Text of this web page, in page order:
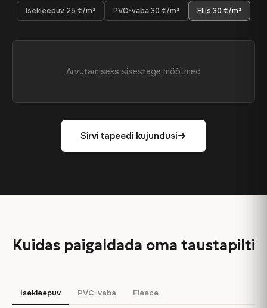
Isekleepuv 25 €/m² PVC-vaba 30 €/m² Fliis 30 €/m²
Arvutamiseks sisestage mõõtmed
Sirvi tapeedi kujundusi
Kuidas paigaldada oma taustapilti
Isekleepuv PVC-vaba Fleece